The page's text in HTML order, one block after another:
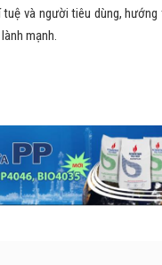
và người tiêu dùng,
mạnh.